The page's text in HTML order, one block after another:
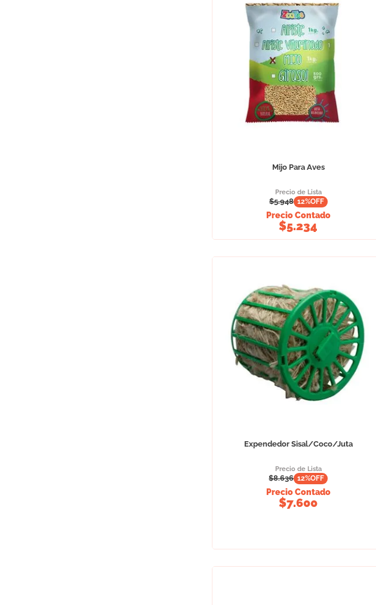
Mijo Para Aves
Precio de Lista
$5.948 12%OFF
Precio Contado
$5.234
Expendedor Sisal/Coco/Juta
Precio de Lista
$8.636 12%OFF
Precio Contado
$7.600